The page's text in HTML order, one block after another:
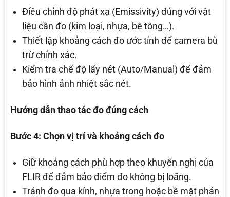
Điều chỉnh độ phát xạ (Emissivity) đúng với vật
liệu cần đo (kim loại, nhựa, bê tông…).
Thiết lập khoảng cách đo ước tính để camera bù
trừ chính xác.
Kiểm tra chế độ lấy nét (Auto/Manual) để đảm
bảo hình ảnh nhiệt sắc nét.
Hướng dẫn thao tác đo đúng cách
Bước 4: Chọn vị trí và khoảng cách đo
Giữ khoảng cách phù hợp theo khuyến nghị của
FLIR để đảm bảo điểm đo không bị loãng.
Tránh đo qua kính, nhựa trong hoặc bề mặt phản